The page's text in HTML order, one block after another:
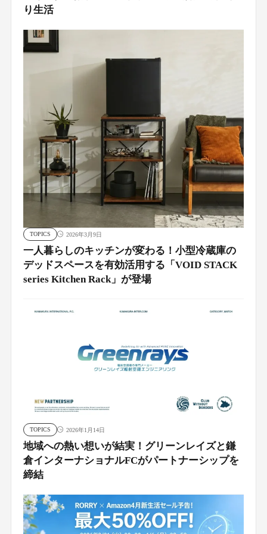
り生活
TOPICS 2026年3月9日
一人暮らしのキッチンが変わる！小型冷蔵庫の
デッドスペースを有効活用する「VOID STACK
series Kitchen Rack」が登場
TOPICS 2026年1月14日
地域への熱い想いが結実！グリーンレイズと鎌
倉インターナショナルFCがパートナーシップを
締結